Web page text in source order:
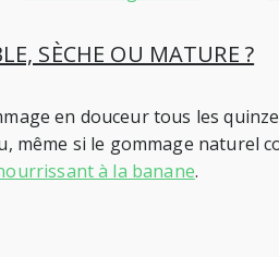
SÈCHE OU MATURE ?
en douceur tous les
même si le gommage naturel
à la banane.